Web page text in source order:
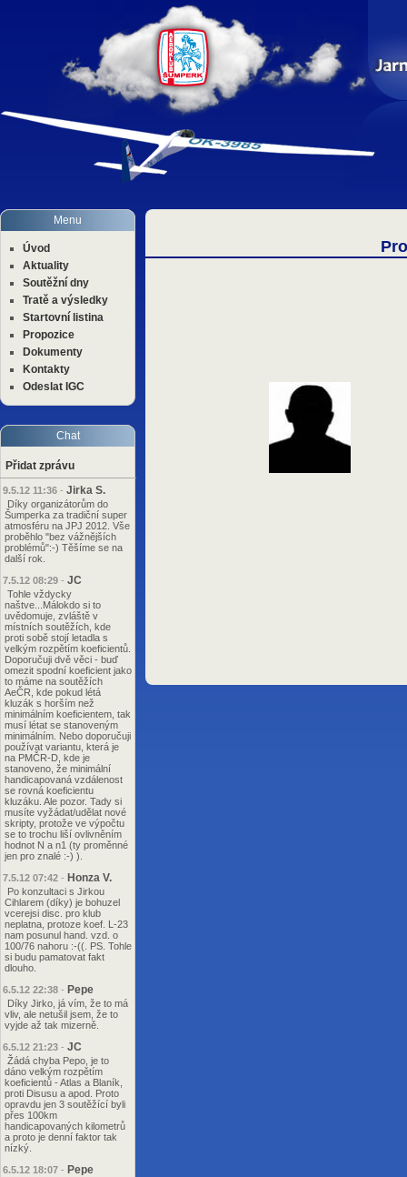
Menu
Úvod
Aktuality
Soutěžní dny
Tratě a výsledky
Startovní listina
Propozice
Dokumenty
Kontakty
Odeslat IGC
Chat
Přidat zprávu
9.5.12 11:36 - Jirka S.
Díky organizátorům do
Šumperka za tradiční super
atmosféru na JPJ 2012. Vše
proběhlo "bez vážnějších
problémů":-) Těšíme se na
další rok.
7.5.12 08:29 - JC
Tohle vždycky
naštve...Málokdo si to
uvědomuje, zvláště v
místních soutěžích, kde
proti sobě stojí letadla s
velkým rozpětím koeficientů.
Doporučuji dvě věci - buď
omezit spodní koeficient jako
to máme na soutěžích
AeČR, kde pokud létá
kluzák s horším než
minimálním koeficientem, tak
musí létat se stanoveným
minimálním. Nebo doporučuji
používat variantu, která je
na PMČR-D, kde je
stanoveno, že minimální
handicapovaná vzdálenost
se rovná koeficientu
kluzáku. Ale pozor. Tady si
musíte vyžádat/udělat nové
skripty, protože ve výpočtu
se to trochu liší ovlivněním
hodnot N a n1 (ty proměnné
jen pro znalé :-) ).
7.5.12 07:42 - Honza V.
Po konzultaci s Jirkou
Cihlarem (díky) je bohuzel
vcerejsi disc. pro klub
neplatna, protoze koef. L-23
nam posunul hand. vzd. o
100/76 nahoru :-((. PS. Tohle
si budu pamatovat fakt
dlouho.
6.5.12 22:38 - Pepe
Díky Jirko, já vím, že to má
vliv, ale netušil jsem, že to
vyjde až tak mizerně.
6.5.12 21:23 - JC
Žádá chyba Pepo, je to
dáno velkým rozpětím
koeficientů - Atlas a Blaník,
proti Disusu a apod. Proto
opravdu jen 3 soutěžící byli
přes 100km
handicapovaných kilometrů
a proto je denní faktor tak
nízký.
6.5.12 18:07 - Pepe